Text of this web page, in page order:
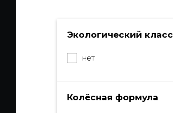
Экологический класс
нет
Колёсная формула